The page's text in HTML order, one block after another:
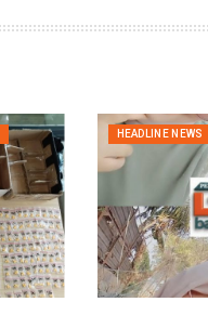
HEADLINE NEWS